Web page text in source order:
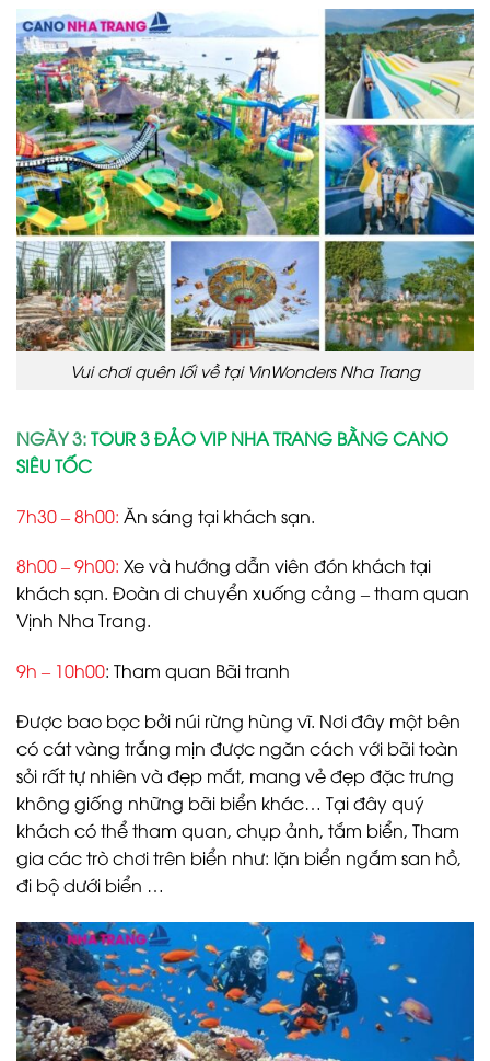
Vui chơi quên lối về tại VinWonders Nha Trang
NGÀY 3:TOUR 3 ĐẢO VIP NHA TRANG BẰNG CANO
SIÊU TỐC
7h30 – 8h00: Ăn sáng tại khách sạn.
8h00 – 9h00: Xe và hướng dẫn viên đón khách tại
khách sạn. Đoàn di chuyển xuống cảng – tham quan
Vịnh Nha Trang.
9h – 10h00: Tham quan Bãi tranh
Được bao bọc bởi núi rừng hùng vĩ. Nơi đây một bên
có cát vàng trắng mịn được ngăn cách với bãi toàn
sỏi rất tự nhiên và đẹp mắt, mang vẻ đẹp đặc trưng
không giống những bãi biển khác… Tại đây quý
khách có thể tham quan, chụp ảnh, tắm biển, Tham
gia các trò chơi trên biển như: lặn biển ngắm san hồ,
đi bộ dưới biển …